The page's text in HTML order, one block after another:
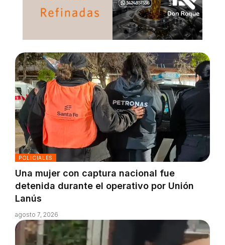
POLICIALES
Una mujer con captura nacional fue
detenida durante el operativo por Unión
Lanús
agosto 7, 2026